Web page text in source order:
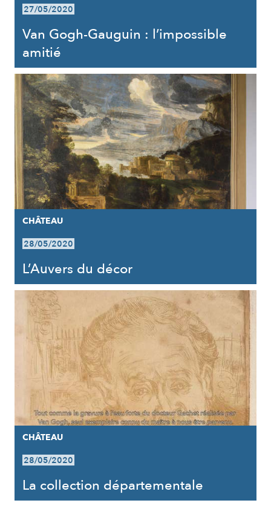
27/05/2020
Van Gogh-Gauguin : l’impossible
amitié
CHÂTEAU
28/05/2020
L’Auvers du décor
CHÂTEAU
28/05/2020
La collection départementale